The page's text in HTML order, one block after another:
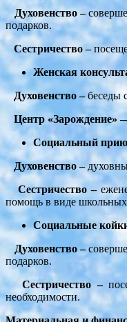
Духовенство –
подарков.
Сестричество –
Женская
Духовенство –беседы
Центр «Зарождение»
Социальный
Духовенство –
Сестричество –
помощь в виде школьных
Социальные
Духовенство –
подарков.
Сестричество –
необходимости.